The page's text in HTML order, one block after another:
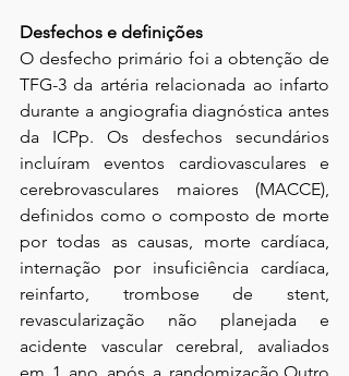
Desfechos e definições
O desfecho primário foi a obtenção de
TFG-3 da artéria relacionada ao infarto
durante a angiografia diagnóstica antes
da ICPp. Os desfechos secundários
incluíram eventos cardiovasculares e
cerebrovasculares maiores (MACCE),
definidos como o composto de morte
por todas as causas, morte cardíaca,
internação por insuficiência cardíaca,
reinfarto, trombose de stent,
revascularização não planejada e
acidente vascular cerebral, avaliados